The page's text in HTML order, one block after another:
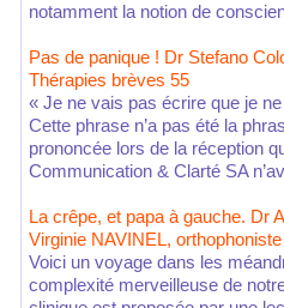
notamment la notion de
Pas de panique ! Dr Stefano
Thérapies brèves 55
« Je ne vais pas écrire que je
Cette phrase n’a pas été la
prononcée lors de la réception
Communication & Clarté SA
La crêpe, et papa à gauche. Dr
Virginie NAVINEL, orthophoniste
Voici un voyage dans les
complexité merveilleuse de